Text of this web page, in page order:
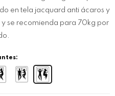
en tela jacquard anti ácaros y
se recomienda para 70kg por